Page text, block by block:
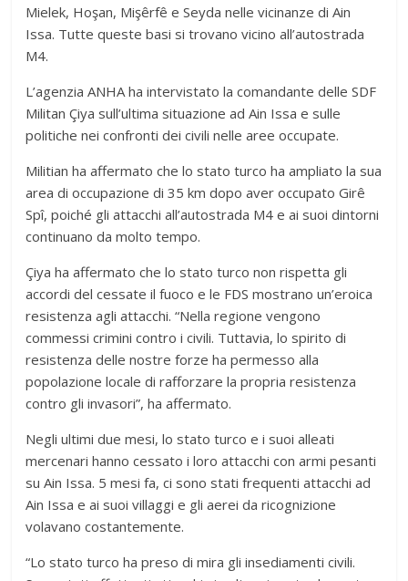
Mielek, Hoşan, Mişêrfê e Seyda nelle vicinanze di Ain
Issa. Tutte queste basi si trovano vicino all’autostrada
M4.
L’agenzia ANHA ha intervistato la comandante delle SDF
Militan Çiya sull’ultima situazione ad Ain Issa e sulle
politiche nei confronti dei civili nelle aree occupate.
Militian ha affermato che lo stato turco ha ampliato la sua
area di occupazione di 35 km dopo aver occupato Girê
Spî, poiché gli attacchi all’autostrada M4 e ai suoi dintorni
continuano da molto tempo.
Çiya ha affermato che lo stato turco non rispetta gli
accordi del cessate il fuoco e le FDS mostrano un’eroica
resistenza agli attacchi. “Nella regione vengono
commessi crimini contro i civili. Tuttavia, lo spirito di
resistenza delle nostre forze ha permesso alla
popolazione locale di rafforzare la propria resistenza
contro gli invasori”, ha affermato.
Negli ultimi due mesi, lo stato turco e i suoi alleati
mercenari hanno cessato i loro attacchi con armi pesanti
su Ain Issa. 5 mesi fa, ci sono stati frequenti attacchi ad
Ain Issa e ai suoi villaggi e gli aerei da ricognizione
volavano costantemente.
“Lo stato turco ha preso di mira gli insediamenti civili.